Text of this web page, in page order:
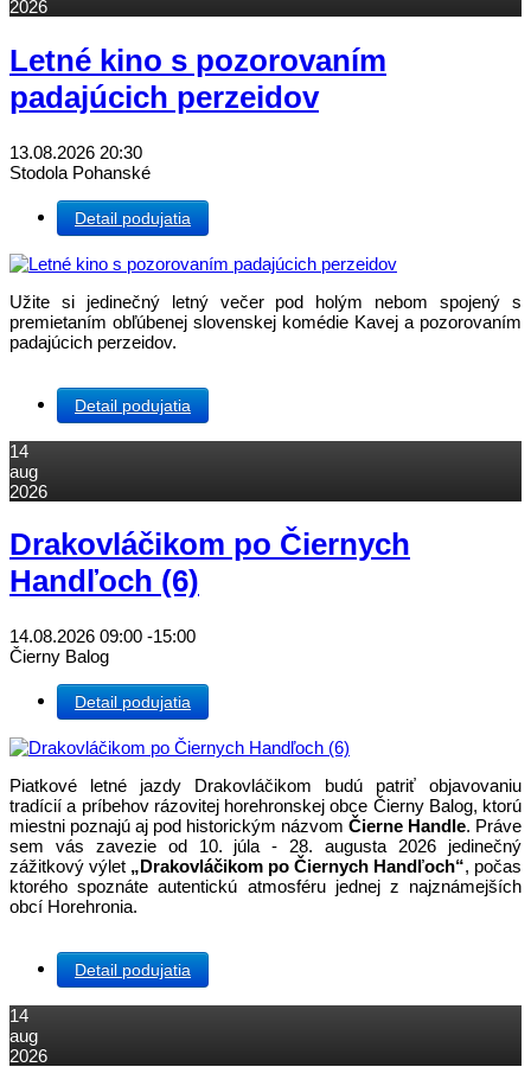
2026
Letné kino s pozorovaním
padajúcich perzeidov
13.08.2026 20:30
Stodola Pohanské
Detail podujatia
Užite si jedinečný letný večer pod holým nebom spojený s
premietaním obľúbenej slovenskej komédie Kavej a pozorovaním
padajúcich perzeidov.
Detail podujatia
14
aug
2026
Drakovláčikom po Čiernych
Handľoch (6)
14.08.2026 09:00 -15:00
Čierny Balog
Detail podujatia
Piatkové letné jazdy Drakovláčikom budú patriť objavovaniu
tradícií a príbehov rázovitej horehronskej obce Čierny Balog, ktorú
miestni poznajú aj pod historickým názvom Čierne Handle. Práve
sem vás zavezie od 10. júla - 28. augusta 2026 jedinečný
zážitkový výlet „Drakovláčikom po Čiernych Handľoch“, počas
ktorého spoznáte autentickú atmosféru jednej z najznámejších
obcí Horehronia.
Detail podujatia
14
aug
2026